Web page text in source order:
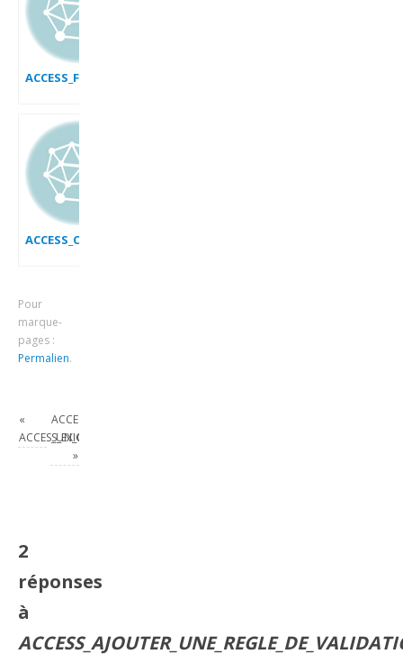
ACCESS_FAIRE_CONNAISSANCE
ACCESS_CREER_UNE_BASE_DE_DONNEES_VIDE
Pour
marque-
pages :
Permalien.
«
ACCESS_EXIGER_UNE_ENTREE
ACCESS_CREER
_UN_CHAMP_OUI_NON
»
2
réponses
à